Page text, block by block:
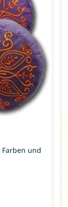
Farben und